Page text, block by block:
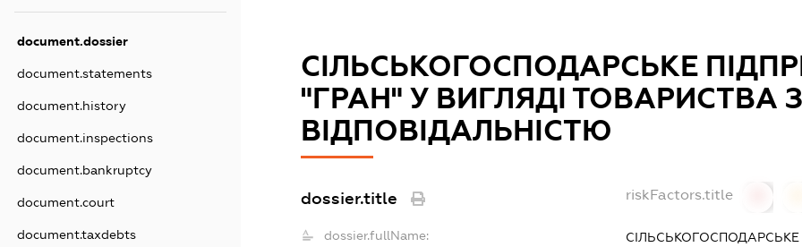
document.dossier
document.statements
document.history
document.inspections
document.bankruptcy
document.court
document.taxdebts
СІЛЬСЬКОГОСПОДАРСЬКЕ
"ГРАН" У ВИГЛЯДІ
ВІДПОВІДАЛЬНІСТЮ
dossier.title riskFactors.title
dossier.fullName: